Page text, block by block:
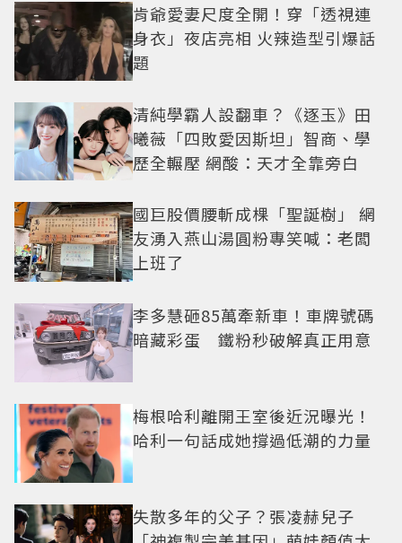
肯爺愛妻尺度全開！穿「透視連
身衣」夜店亮相 火辣造型引爆話
題
清純學霸人設翻車？《逐玉》田
曦薇「四敗愛因斯坦」智商、學
歷全輾壓 網酸：天才全靠旁白
國巨股價腰斬成棵「聖誕樹」 網
友湧入燕山湯圓粉專笑喊：老闆
上班了
李多慧砸85萬牽新車！車牌號碼
暗藏彩蛋 鐵粉秒破解真正用意
梅根哈利離開王室後近況曝光！
哈利一句話成她撐過低潮的力量
失散多年的父子？張凌赫兒子